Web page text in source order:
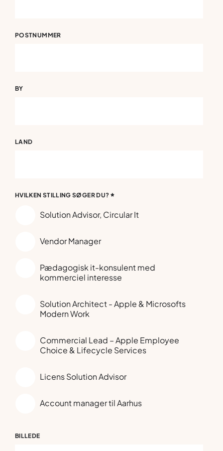
POSTNUMMER
BY
LAND
HVILKEN STILLING SØGER DU? *
Solution Advisor, Circular It
Vendor Manager
Pædagogisk it-konsulent med
kommerciel interesse
Solution Architect - Apple & Microsofts
Modern Work
Commercial Lead – Apple Employee
Choice & Lifecycle Services
Licens Solution Advisor
Account manager til Aarhus
BILLEDE